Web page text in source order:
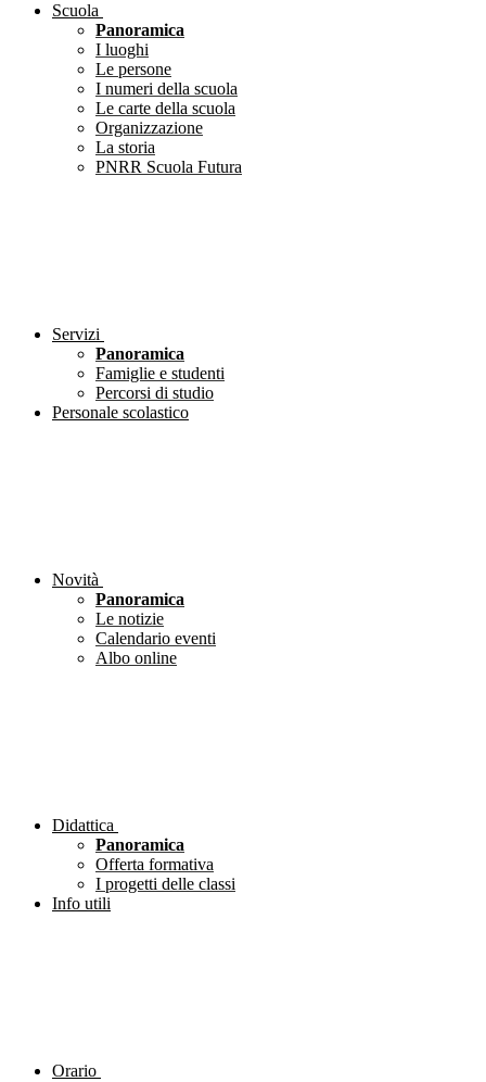
Scuola
Panoramica
I luoghi
Le persone
I numeri della scuola
Le carte della scuola
Organizzazione
La storia
PNRR Scuola Futura
Servizi
Panoramica
Famiglie e studenti
Percorsi di studio
Personale scolastico
Novità
Panoramica
Le notizie
Calendario eventi
Albo online
Didattica
Panoramica
Offerta formativa
I progetti delle classi
Info utili
Orario